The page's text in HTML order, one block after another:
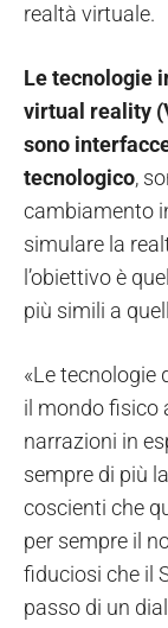
realtà virtuale.
Le tecnologie
virtual reality
sono
tecnologico,
cambiamento
simulare la
l’obiettivo è
più simili a
«Le tecnologie
il mondo fisico
narrazioni in
sempre di più
coscienti che
per sempre il
fiduciosi che il
passo di un